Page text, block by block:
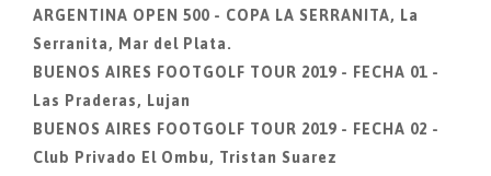
ARGENTINA OPEN 500 - COPA LA SERRANITA, La
Serranita, Mar del Plata.
BUENOS AIRES FOOTGOLF TOUR 2019 - FECHA 01 -
Las Praderas, Lujan
BUENOS AIRES FOOTGOLF TOUR 2019 - FECHA 02 -
Club Privado El Ombu, Tristan Suarez